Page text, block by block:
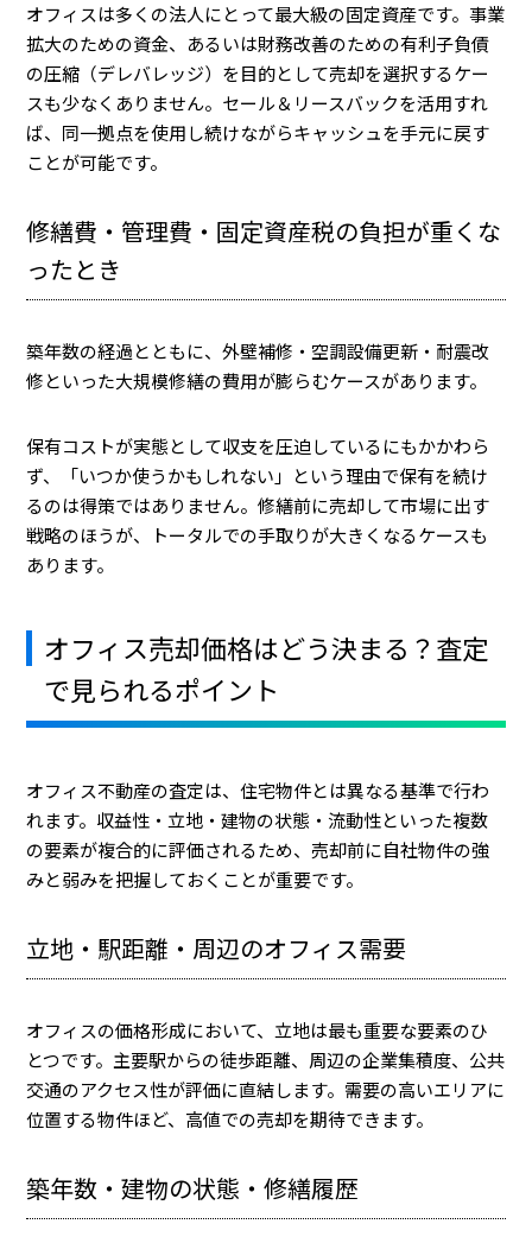
オフィスは多くの法人にとって最大級の固定資産です。事業
拡大のための資金、あるいは財務改善のための有利子負債
の圧縮（デレバレッジ）を目的として売却を選択するケー
スも少なくありません。セール＆リースバックを活用すれ
ば、同一拠点を使用し続けながらキャッシュを手元に戻す
ことが可能です。
修繕費・管理費・固定資産税の負担が重くな
ったとき
築年数の経過とともに、外壁補修・空調設備更新・耐震改
修といった大規模修繕の費用が膨らむケースがあります。
保有コストが実態として収支を圧迫しているにもかかわら
ず、「いつか使うかもしれない」という理由で保有を続け
るのは得策ではありません。修繕前に売却して市場に出す
戦略のほうが、トータルでの手取りが大きくなるケースも
あります。
オフィス売却価格はどう決まる？査定
で見られるポイント
オフィス不動産の査定は、住宅物件とは異なる基準で行わ
れます。収益性・立地・建物の状態・流動性といった複数
の要素が複合的に評価されるため、売却前に自社物件の強
みと弱みを把握しておくことが重要です。
立地・駅距離・周辺のオフィス需要
オフィスの価格形成において、立地は最も重要な要素のひ
とつです。主要駅からの徒歩距離、周辺の企業集積度、公共
交通のアクセス性が評価に直結します。需要の高いエリアに
位置する物件ほど、高値での売却を期待できます。
築年数・建物の状態・修繕履歴